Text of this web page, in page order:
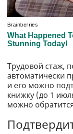
Трудовой стаж,
автоматически
и его можно
книжку (до 1
можно